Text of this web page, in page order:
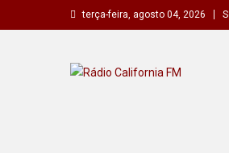
to
terça-feira, agosto 04, 2026